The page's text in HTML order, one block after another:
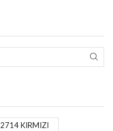
2714 KIRMIZI